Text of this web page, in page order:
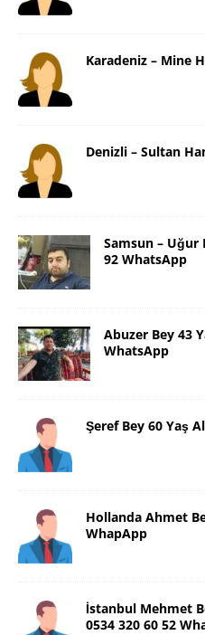
Karadeniz – Mine
Denizli – Sultan
Samsun – Uğur
92 WhatsApp
Abuzer Bey 43
WhatsApp
Şeref Bey 60 Yaş
Hollanda Ahmet
WhapApp
İstanbul Mehmet
0534 320 60 52